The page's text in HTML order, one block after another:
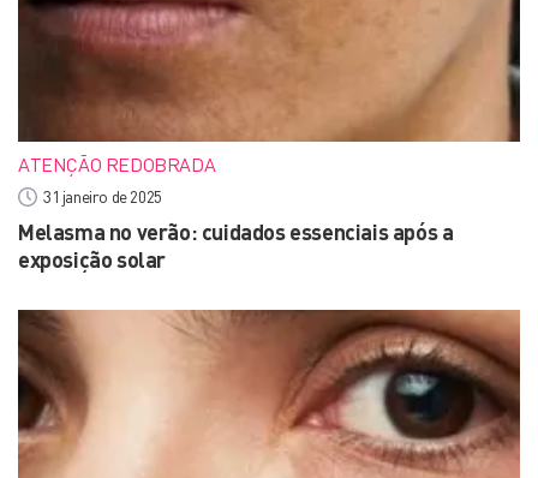
ATENÇÃO REDOBRADA
31 janeiro de 2025
Melasma no verão: cuidados essenciais após a
exposição solar